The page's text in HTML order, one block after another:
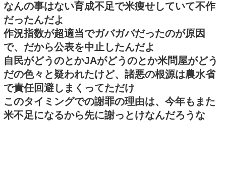
なんの事はない育成不足で米痩せしていて不作
だったんだよ
作況指数が超適当でガバガバだったのが原因
で、だから公表を中止したんだよ
自民がどうのとかJAがどうのとか米問屋がどう
だの色々と疑われたけど、諸悪の根源は農水省
で責任回避しまくってただけ
このタイミングでの謝罪の理由は、今年もまた
米不足になるから先に謝っとけなんだろうな